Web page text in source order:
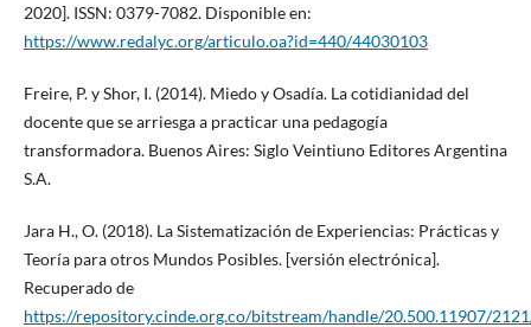
2020]. ISSN: 0379-7082. Disponible en:
https://www.redalyc.org/articulo.oa?id=440/44030103
Freire, P. y Shor, I. (2014). Miedo y Osadía. La cotidianidad del
docente que se arriesga a practicar una pedagogía
transformadora. Buenos Aires: Siglo Veintiuno Editores Argentina
S.A.
Jara H., O. (2018). La Sistematización de Experiencias: Prácticas y
Teoría para otros Mundos Posibles. [versión electrónica].
Recuperado de
https://repository.cinde.org.co/bitstream/handle/20.500.11907/